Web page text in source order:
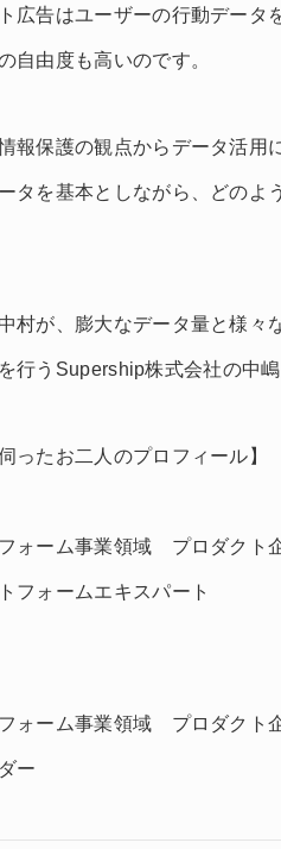
広告はユーザーの行動データ
自由度も高いのです。
報保護の観点からデータ活用
タを基本としながら、どのよ
村が、膨大なデータ量と様々
行うSupership株式会社の中
ったお二人のプロフィール】
ォーム事業領域 プロダクト
フォームエキスパート
ォーム事業領域 プロダクト
ダー